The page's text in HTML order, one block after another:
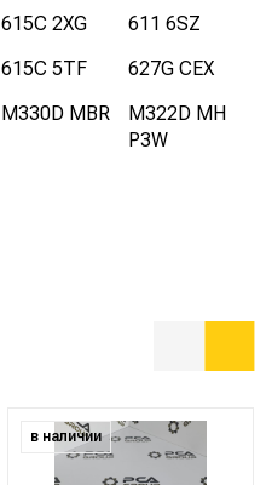
615C 2XG
611 6SZ
615C 5TF
627G CEX
M330D MBR
M322D MH
P3W
в наличии